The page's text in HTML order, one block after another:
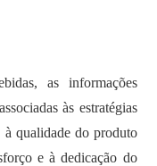
as informações
às estratégias
qualidade do produto
e à dedicação do